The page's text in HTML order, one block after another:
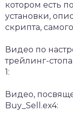
котором есть
установки,
скрипта,
Видео по
трейлинг-
1:
Видео,
Buy_Sell.ex4: